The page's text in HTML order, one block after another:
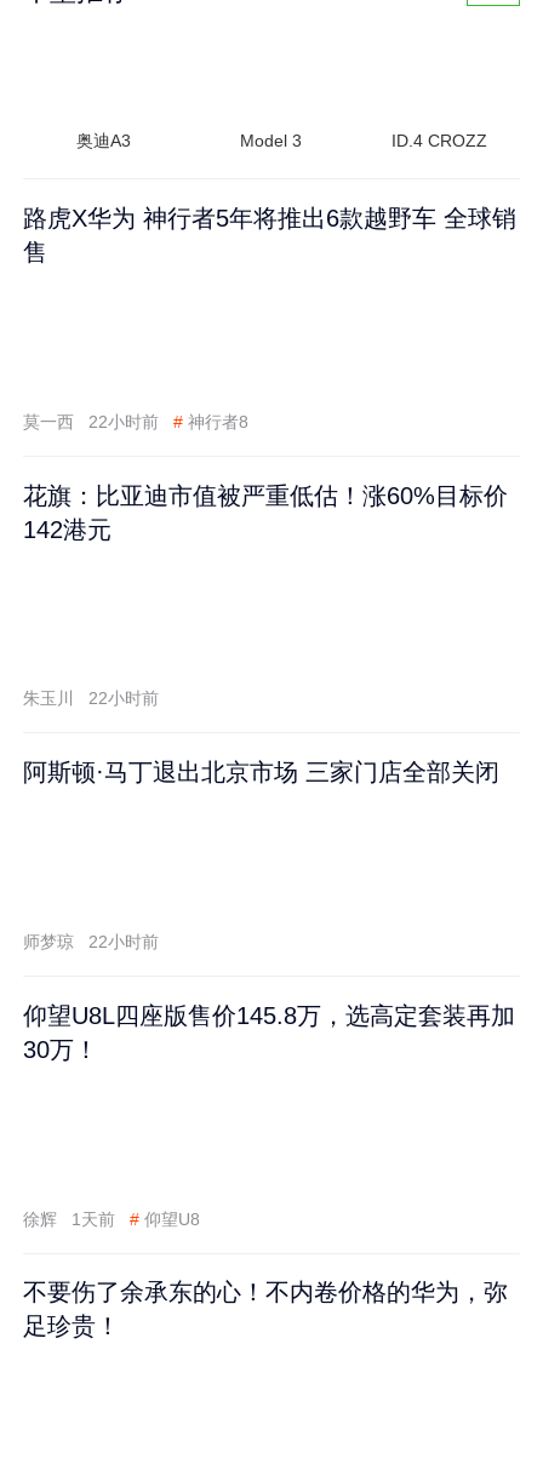
奥迪A3 Model 3 ID.4 CROZZ
路虎X华为 神行者5年将推出6款越野车 全球销
售
莫一西 22小时前 # 神行者8
花旗：比亚迪市值被严重低估！涨60%目标价
142港元
朱玉川 22小时前
阿斯顿·马丁退出北京市场 三家门店全部关闭
师梦琼 22小时前
仰望U8L四座版售价145.8万，选高定套装再加
30万！
徐辉 1天前 # 仰望U8
不要伤了余承东的心！不内卷价格的华为，弥
足珍贵！